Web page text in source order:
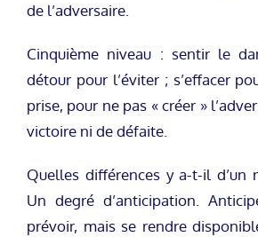
de l’adversaire.
Cinquième niveau : sentir le
détour pour l’éviter ; s’effacer
prise, pour ne pas « créer »
victoire ni de défaite.
Quelles différences y a-t-il d’un
Un degré d’anticipation.
prévoir, mais se rendre